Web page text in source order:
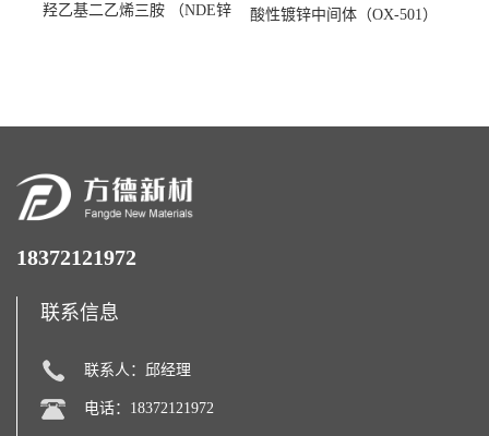
羟乙基二乙烯三胺 （NDE锌
酸性镀锌中间体（OX-501）
18372121972
联系信息
联系人：邱经理
电话：18372121972